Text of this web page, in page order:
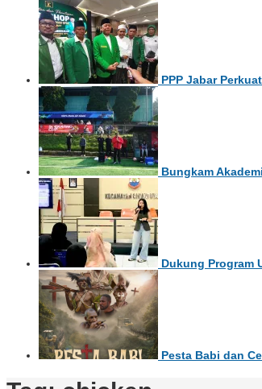
PPP Jabar
Bungkam
Dukung Program
Pesta Babi dan